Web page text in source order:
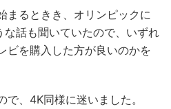
まるときき、オリンピックに
話も聞いていたので、いずれ
ビを購入した方が良いのかを
、4K同様に迷いました。